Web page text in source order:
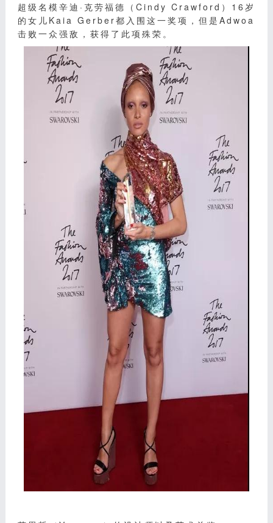
超级名模辛迪·克劳福德（Cindy Crawford）16岁
的女儿Kaia Gerber都入围这一奖项，但是Adwoa
击败一众强敌，获得了此项殊荣。